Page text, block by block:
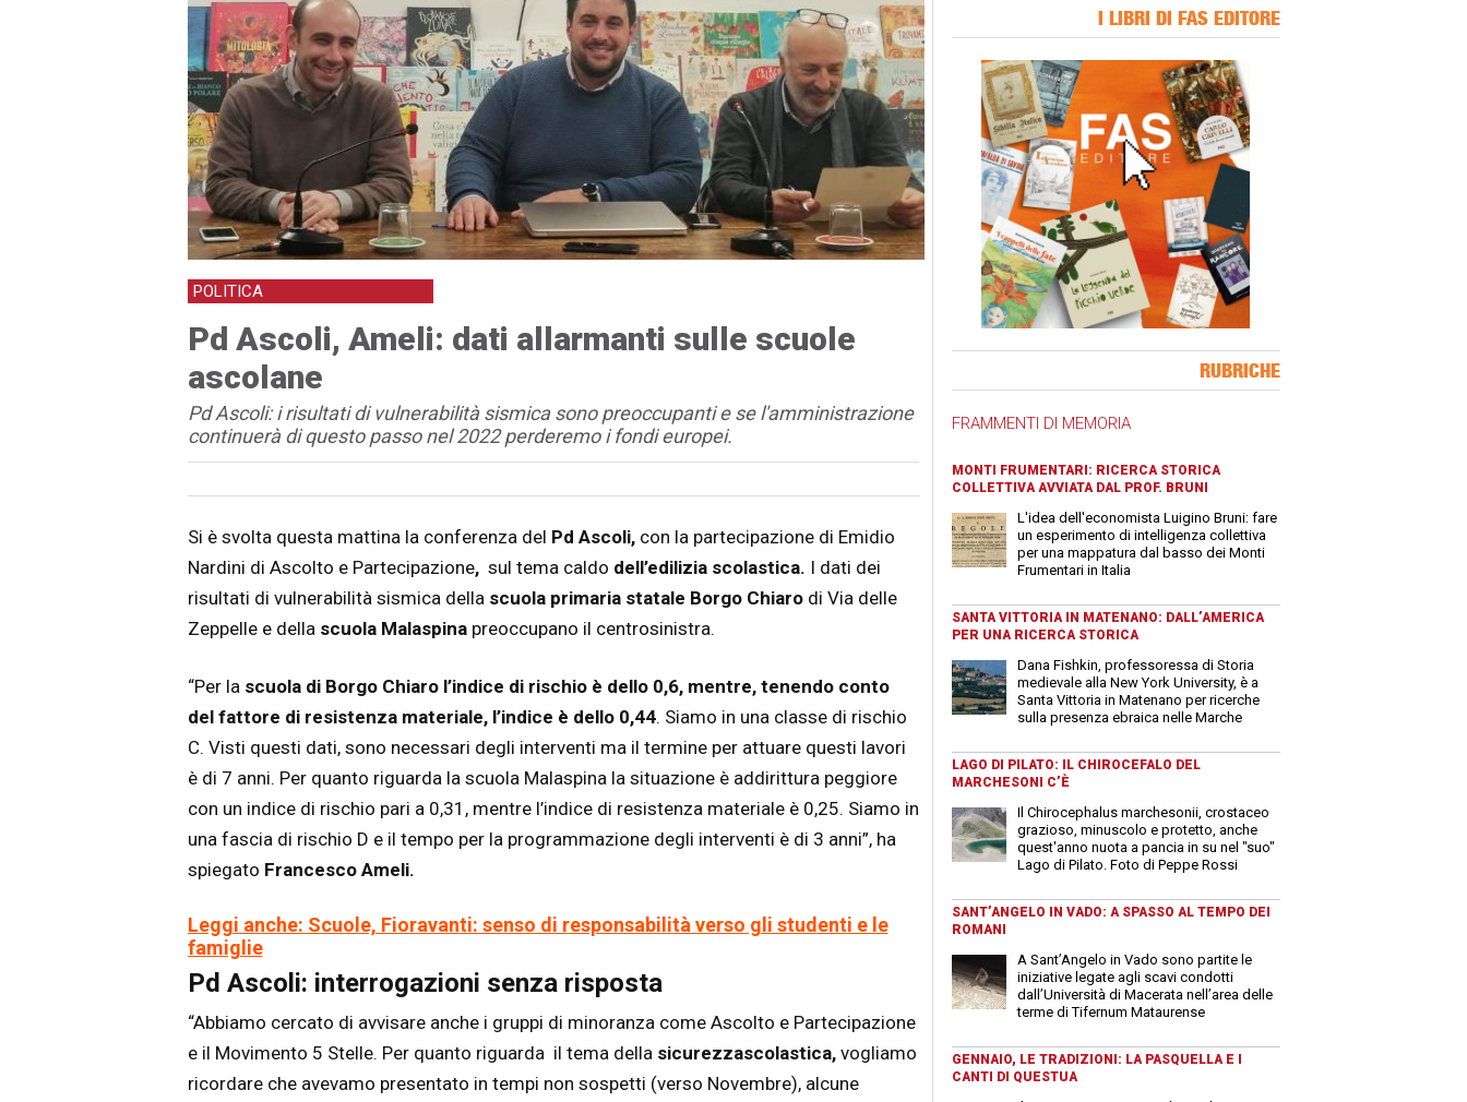
POLITICA
Pd Ascoli, Ameli: dati allarmanti sulle scuole
ascolane
Pd Ascoli: i risultati di vulnerabilità sismica sono preoccupanti e se l'amministrazione
continuerà di questo passo nel 2022 perderemo i fondi europei.
Articolo
Testo articolo principale
Si è svolta questa mattina la conferenza del Pd Ascoli, con la partecipazione di Emidio
Nardini di Ascolto e Partecipazione, sul tema caldo dell’edilizia scolastica. I dati dei
risultati di vulnerabilità sismica della scuola primaria statale Borgo Chiarodi Via delle
Zeppelle e della scuola Malaspinapreoccupano il centrosinistra.
“Per la scuola di Borgo Chiaro l’indice di rischio è dello 0,6, mentre, tenendo conto
del fattore di resistenza materiale, l’indice è dello 0,44. Siamo in una classe di rischio
C. Visti questi dati, sono necessari degli interventi ma il termine per attuare questi lavori
è di 7 anni. Per quanto riguarda la scuola Malaspina la situazione è addirittura peggiore
con un indice di rischio pari a 0,31, mentre l’indice di resistenza materiale è 0,25. Siamo in
una fascia di rischio D e il tempo per la programmazione degli interventi è di 3 anni”, ha
spiegato Francesco Ameli.
Leggi anche: Scuole, Fioravanti: senso di responsabilità verso gli studenti e le
famiglie
Pd Ascoli: interrogazioni senza risposta
“Abbiamo cercato di avvisare anche i gruppi di minoranza come Ascolto e Partecipazione
e il Movimento 5 Stelle. Per quanto riguarda il tema della sicurezzascolastica,vogliamo
ricordare che avevamo presentato in tempi non sospetti (verso Novembre), alcune
I LIBRI DI FAS EDITORE
RUBRICHE
FRAMMENTI DI MEMORIA
MONTI FRUMENTARI: RICERCA STORICA
COLLETTIVA AVVIATA DAL PROF. BRUNI
L'idea dell'economista Luigino Bruni: fare
un esperimento di intelligenza collettiva
per una mappatura dal basso dei Monti
Frumentari in Italia
SANTA VITTORIA IN MATENANO: DALL’AMERICA
PER UNA RICERCA STORICA
Dana Fishkin, professoressa di Storia
medievale alla New York University, è a
Santa Vittoria in Matenano per ricerche
sulla presenza ebraica nelle Marche
LAGO DI PILATO: IL CHIROCEFALO DEL
MARCHESONI C’È
Il Chirocephalus marchesonii, crostaceo
grazioso, minuscolo e protetto, anche
quest'anno nuota a pancia in su nel "suo"
Lago di Pilato. Foto di Peppe Rossi
SANT’ANGELO IN VADO: A SPASSO AL TEMPO DEI
ROMANI
A Sant’Angelo in Vado sono partite le
iniziative legate agli scavi condotti
dall’Università di Macerata nell’area delle
terme di Tifernum Mataurense
GENNAIO, LE TRADIZIONI: LA PASQUELLA E I
CANTI DI QUESTUA